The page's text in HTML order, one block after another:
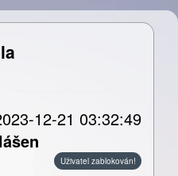
12-21 03:32:49
Uživatel zablokován!